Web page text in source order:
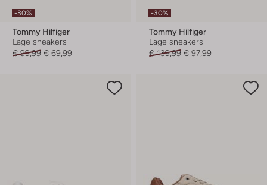
-30%
Tommy Hilfiger
Lage sneakers
€ 99,99 € 69,99
-30%
Tommy Hilfiger
Lage sneakers
€ 139,99 € 97,99